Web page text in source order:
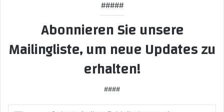
#####
Abonnieren Sie unsere
Mailingliste, um neue Updates zu
erhalten!
####